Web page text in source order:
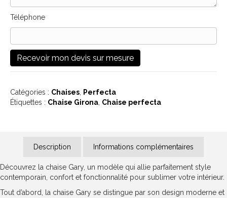
Téléphone
Catégories : Chaises, Perfecta
Étiquettes : Chaise Girona, Chaise perfecta
Description Informations complémentaires
Découvrez la chaise Gary, un modèle qui allie parfaitement style
contemporain, confort et fonctionnalité pour sublimer votre intérieur.
Tout d’abord, la chaise Gary se distingue par son design moderne et